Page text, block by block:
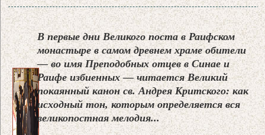
В первые дни Великого поста в Раифском
монастыре в самом древнем храме обители
— во имя Преподобных отцев в Синае и
Раифе избиенных — читается Великий
покаянный канон св. Андрея Критского: как
исходный тон, которым определяется вся
великопостная мелодия...